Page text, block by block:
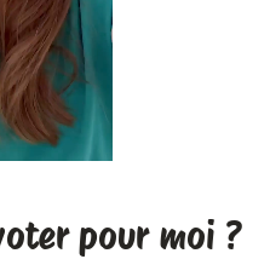
pour moi ?